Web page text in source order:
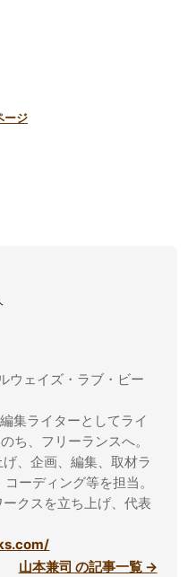
ージ
ェイズ・ラブ・ビー
集ライターとしてライ
ち、フリーランスへ。
、企画、編集、取材ラ
ーディング等を担当。
クスを立ち上げ、代表
山本兼司 の記事一覧 →